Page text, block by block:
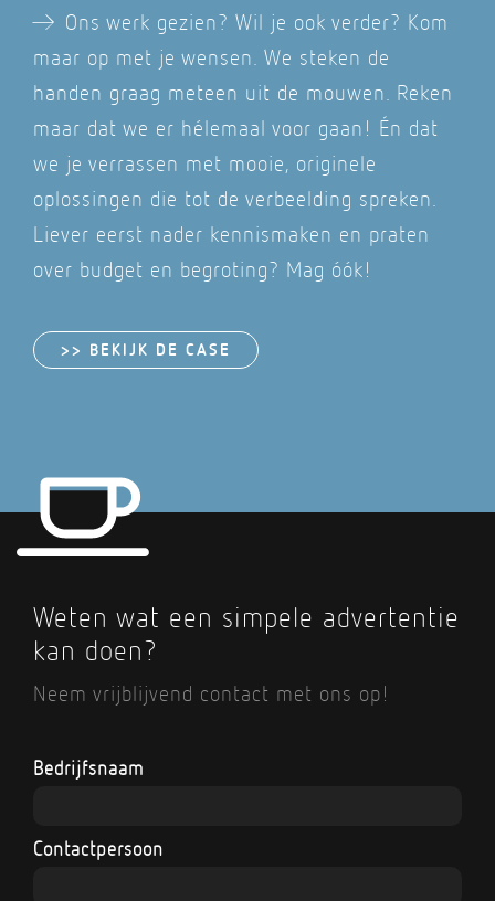
A Ons werk gezien? Wil je ook verder? Kom
maar op met je wensen. We steken de
handen graag meteen uit de mouwen. Reken
maar dat we er hélemaal voor gaan! Én dat
we je verrassen met mooie, originele
oplossingen die tot de verbeelding spreken.
Liever eerst nader kennismaken en praten
over budget en begroting? Mag óók!
>> BEKIJK DE CASE
Weten wat een simpele advertentie
kan doen?
Neem vrijblijvend contact met ons op!
Bedrijfsnaam
Contactpersoon